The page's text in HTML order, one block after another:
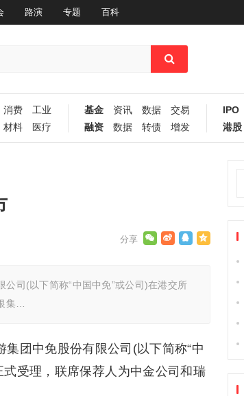
路演 专题 百科
消费
工业
材料 医疗
基金 资讯 数据
交易
融资
数据 转债 增发
IPO
港股
司(以下简称“中国中免”或公司)在港交所
集…
团中免股份有限公司(以下简称“中
受理，联席保荐人为中金公司和瑞